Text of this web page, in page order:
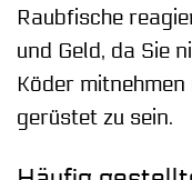
Raubfische
und Geld, da Sie
Köder
gerüstet zu sein.